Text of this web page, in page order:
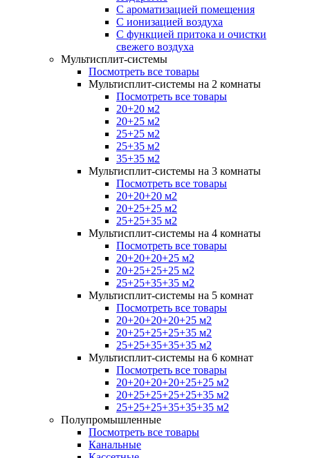
С ароматизацией помещения
С ионизацией воздуха
С функцией притока и очистки
свежего воздуха
Мультисплит-системы
Посмотреть все товары
Мультисплит-системы на 2 комнаты
Посмотреть все товары
20+20 м2
20+25 м2
25+25 м2
25+35 м2
35+35 м2
Мультисплит-системы на 3 комнаты
Посмотреть все товары
20+20+20 м2
20+25+25 м2
25+25+35 м2
Мультисплит-системы на 4 комнаты
Посмотреть все товары
20+20+20+25 м2
20+25+25+25 м2
25+25+35+35 м2
Мультисплит-системы на 5 комнат
Посмотреть все товары
20+20+20+20+25 м2
20+25+25+25+35 м2
25+25+35+35+35 м2
Мультисплит-системы на 6 комнат
Посмотреть все товары
20+20+20+20+25+25 м2
20+25+25+25+25+35 м2
25+25+25+35+35+35 м2
Полупромышленные
Посмотреть все товары
Канальные